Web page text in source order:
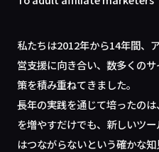
私たちは2012年から14年間、
営支援に向き合い、数多くの
策を積み重ねてきました。
長年の実践を通じて培ったの
を増やすだけでも、新しいツ
はつながらないという確かな知